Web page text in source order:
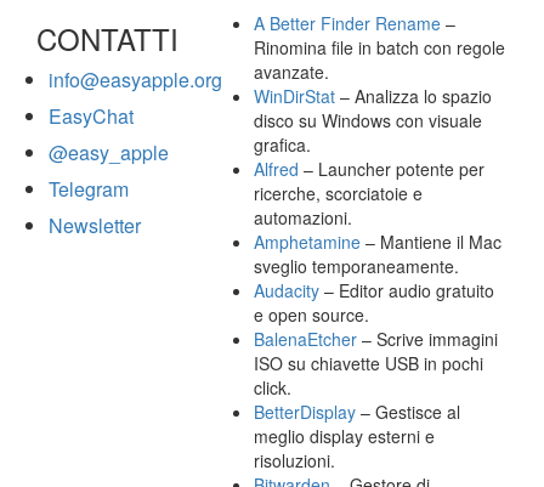
CONTATTI
info@easyapple.org
EasyChat
@easy_apple
Telegram
Newsletter
A Better Finder Rename –
Rinomina file in batch con regole
avanzate.
WinDirStat – Analizza lo spazio
disco su Windows con visuale
grafica.
Alfred – Launcher potente per
ricerche, scorciatoie e
automazioni.
Amphetamine – Mantiene il Mac
sveglio temporaneamente.
Audacity – Editor audio gratuito
e open source.
BalenaEtcher – Scrive immagini
ISO su chiavette USB in pochi
click.
BetterDisplay – Gestisce al
meglio display esterni e
risoluzioni.